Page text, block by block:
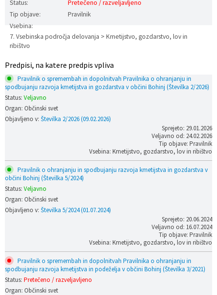
Status:
Pretečeno / razveljavljeno
Tip objave:
Pravilnik
Vsebina:
7. Vsebinska področja delovanja > Kmetijstvo, gozdarstvo, lov in
ribištvo
Predpisi, na katere predpis vpliva
Pravilnik o spremembah in dopolnitvah Pravilnika o ohranjanju in
spodbujanju razvoja kmetijstva in gozdarstva v občini Bohinj (Številka 2/2026)
Status: Veljavno
Organ: Občinski svet
Objavljeno v: Številka 2/2026 (09.02.2026)
Sprejeto: 29.01.2026
Veljavno od: 24.02.2026
Tip objave: Pravilnik
Vsebina: Kmetijstvo, gozdarstvo, lov in ribištvo
Pravilnik o ohranjanju in spodbujanju razvoja kmetijstva in gozdarstva v
občini Bohinj (Številka 5/2024)
Status: Veljavno
Organ: Občinski svet
Objavljeno v: Številka 5/2024 (01.07.2024)
Sprejeto: 20.06.2024
Veljavno od: 16.07.2024
Tip objave: Pravilnik
Vsebina: Kmetijstvo, gozdarstvo, lov in ribištvo
Pravilnik o spremembah in dopolnitvah Pravilnika o ohranjanju in
spodbujanju razvoja kmetijstva in podeželja v občini Bohinj (Številka 3/2021)
Status: Pretečeno / razveljavljeno
Organ: Občinski svet
Prostorski dokumenti
Proračunski dokumenti
Občinski predpisi
Skupna občinska uprava
Civilna zaščita in požarna varnost
Kontakt
Pogosta vprašanja
Lokacije defibrilatorjev
Merilniki hitrosti
Števec kolesarjev
Hišna in ledinska imena